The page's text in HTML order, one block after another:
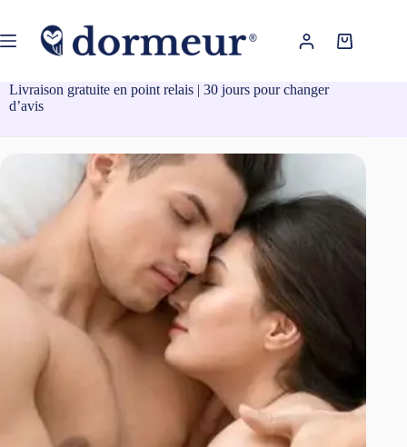
contenu
Panier
Livraison gratuite en point relais | 30 jours pour changer
d’avis